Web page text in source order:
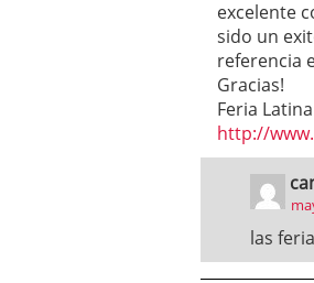
excelente
sido un
referencia
Gracias!
Feria
http://
las